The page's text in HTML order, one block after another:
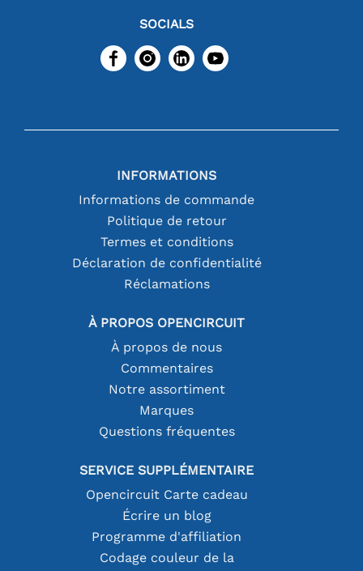
SOCIALS
INFORMATIONS
Informations de commande
Politique de retour
Termes et conditions
Déclaration de confidentialité
Réclamations
À PROPOS OPENCIRCUIT
À propos de nous
Commentaires
Notre assortiment
Marques
Questions fréquentes
SERVICE SUPPLÉMENTAIRE
Opencircuit Carte cadeau
Écrire un blog
Programme d'affiliation
Codage couleur de la